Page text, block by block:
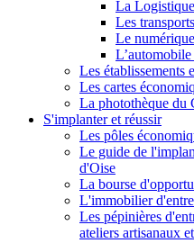
La
Les
Le
Les établissements
Les cartes
La photothèque du
S'implanter et réussir
Les pôles
Le guide de
d'Oise
La bourse
L'immobilier
Les pépinières
ateliers artisanaux